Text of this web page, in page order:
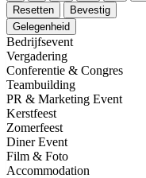
Resetten
Bevestig
Gelegenheid
Bedrijfsevent
Vergadering
Conferentie & Congres
Teambuilding
PR & Marketing Event
Kerstfeest
Zomerfeest
Diner Event
Film & Foto
Accommodation